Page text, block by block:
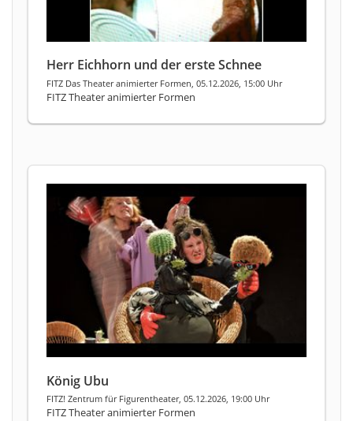
Herr Eichhorn und der erste Schnee
FITZ Das Theater animierter Formen, 05.12.2026, 15:00 Uhr
FITZ Theater animierter Formen
König Ubu
FITZ! Zentrum für Figurentheater, 05.12.2026, 19:00 Uhr
FITZ Theater animierter Formen